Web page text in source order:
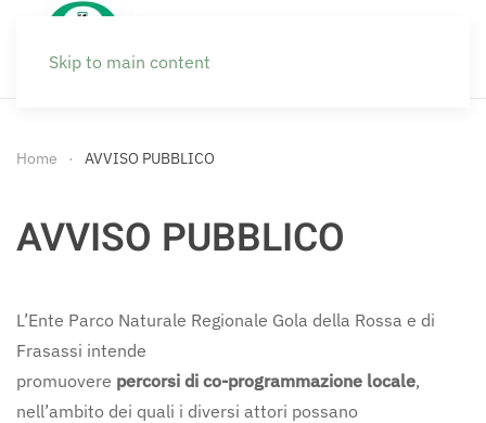
Skip to main content
Home AVVISO PUBBLICO
AVVISO PUBBLICO
L’Ente Parco Naturale Regionale Gola della Rossa e di
Frasassi intende
promuovere percorsi di co-programmazione locale,
nell’ambito dei quali i diversi attori possano